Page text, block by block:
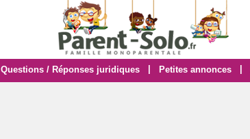
Questions / Réponses juridiques Petites annonces